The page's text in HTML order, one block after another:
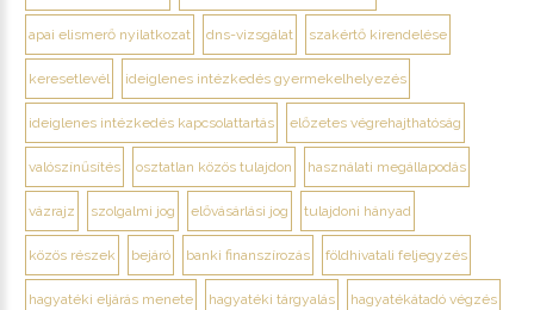
apai elismerő nyilatkozat dns-vizsgálat szakértő kirendelése
keresetlevél ideiglenes intézkedés gyermekelhelyezés
ideiglenes intézkedés kapcsolattartás előzetes végrehajthatóság
valószínűsítés osztatlan közös tulajdon használati megállapodás
vázrajz szolgalmi jog elővásárlási jog tulajdoni hányad
közös részek bejáró banki finanszírozás földhivatali feljegyzés
hagyatéki eljárás menete hagyatéki tárgyalás hagyatékátadó végzés